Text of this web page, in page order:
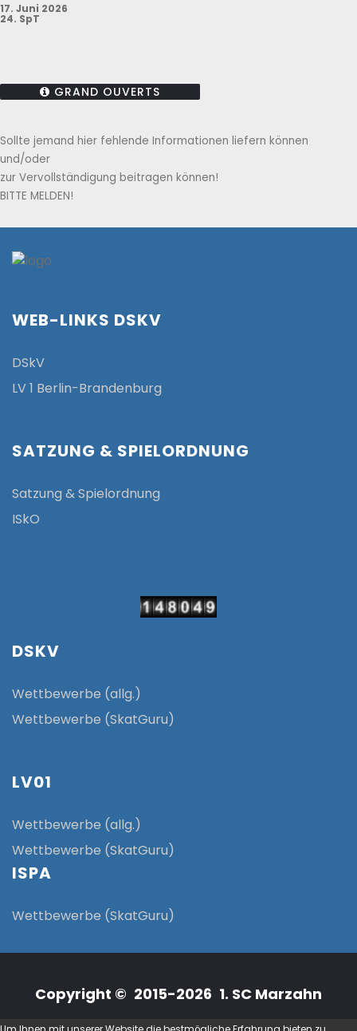
17. Juni 2026
24. SpT
GRAND OUVERTS
Sollte jemand hier fehlende Informationen liefern können
und/oder
zur Vervollständigung beitragen können!
BITTE MELDEN!
WEB-LINKS DSKV
DSkV
LV 1 Berlin-Brandenburg
SATZUNG & SPIELORDNUNG
Satzung & Spielordnung
ISkO
DSKV
Wettbewerbe (allg.)
Wettbewerbe (SkatGuru)
LV01
Wettbewerbe (allg.)
Wettbewerbe (SkatGuru)
ISPA
Wettbewerbe (SkatGuru)
Copyright © 2015-2026 1. SC Marzahn